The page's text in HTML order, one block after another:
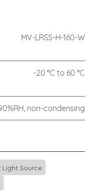
MV-LRSS-H-160-W
-20 °C to 60 °C
non-condensing
Light Source